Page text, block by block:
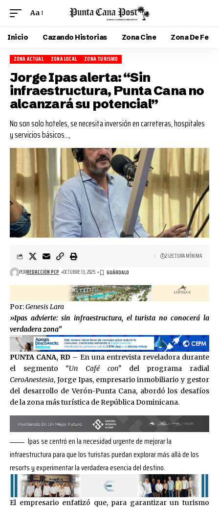
Aa
Inicio Cazando Historias Zona Cine Zona De Fe
ZONA ACTUAL ZONA LOCAL ZONA TURISMO
Jorge Ipas alerta: “Sin
infraestructura, Punta Cana no
alcanzará su potencial”
No son solo hoteles, se necesita inversión en carreteras, hospitales
y servicios básicos...,
PORREDACCIÓN PCP OCTUBRE 13, 2025
2 LECTURA MÍNIMA
Por:Genesis Lara
»Ipas advierte: sin infraestructura, el turista no conocerá la
verdadera zona”
PUNTA CANA, RD – En una entrevista reveladora durante
el segmento “Un Café con”del programa radial
CeroAnestesia, Jorge Ipas, empresario inmobiliario y gestor
del desarrollo de Verón-Punta Cana, abordó los desafíos
de la zona más turística de República Dominicana.
Ipas se centró en la necesidad urgente de mejorar la
infraestructura para que los turistas puedan explorar más allá de los
resorts y experimentar la verdadera esencia del destino.
El empresario enfatizó que, para garantizar un turismo